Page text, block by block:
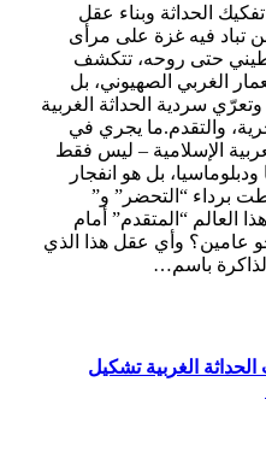
الحداثة وبناء عقل
فيه غزة على مرأى
حتى روحه، تتكشف
الغربي الصهيوني، بل
سردية الحداثة الغربية
والتقدم.ما يجري في
الإسلامية – ليس فقط
بل هو انفجار
برداء “التحضر” و”
“المتقدم” أمام
عامين؟ وأي عقل هذا الذي
باسم…
الغربية تشكيل